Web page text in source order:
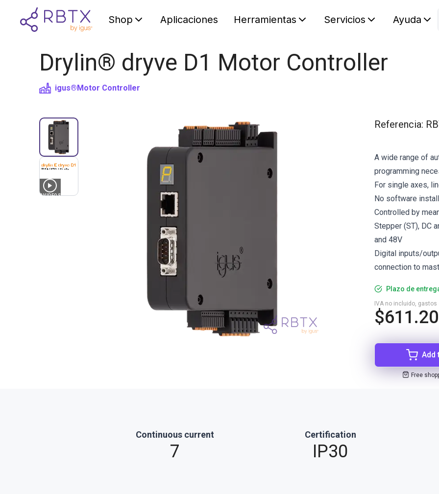
Shop Aplicaciones Herramientas Servicios Ayuda
Drylin® dryve D1 Motor Controller
igus®Motor Controller
3 VIDEOS
Referencia:
A wide range of
programming
For single axes,
No software
Controlled by
Stepper (ST), DC
and 48V
Digital inputs/
connection to
Plazo de
$611.20
IVA no incluido,
Add
Free
Continuous current
7
Certification
IP30